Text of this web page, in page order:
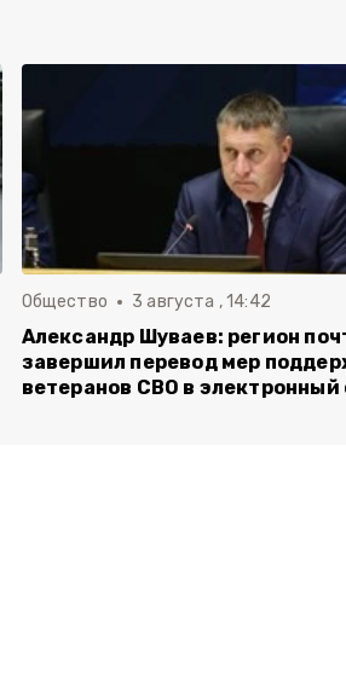
Общество 3 августа , 14:42
Александр Шуваев: регион
завершил перевод мер
ветеранов СВО в